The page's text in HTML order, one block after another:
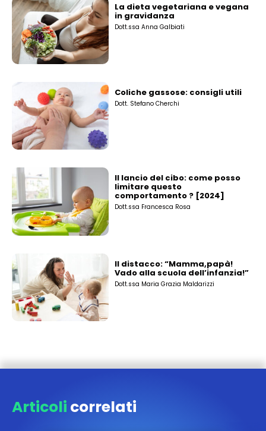
La dieta vegetariana e vegana
in gravidanza
Dott.ssa Anna Galbiati
Coliche gassose: consigli utili
Dott. Stefano Cherchi
Il lancio del cibo: come posso
limitare questo
comportamento ? [2024]
Dott.ssa Francesca Rosa
Il distacco: “Mamma,papà!
Vado alla scuola dell’infanzia!”
Dott.ssa Maria Grazia Maldarizzi
Articoli correlati